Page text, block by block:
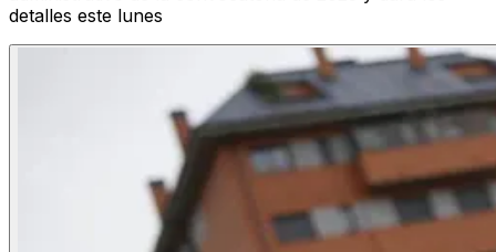
detalles este lunes